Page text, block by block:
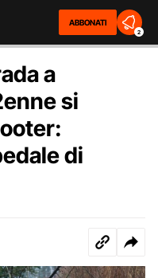
ABBONATI
2
a
si
di